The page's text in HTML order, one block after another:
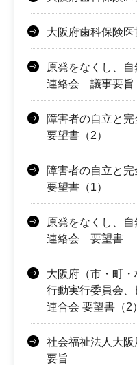
大阪府歯科保険
原発をなくし、
連絡会 議事要旨
障害者の自立と
要望書（2）
障害者の自立と
要望書（1）
原発をなくし、
連絡会 要望書
大阪府（市・町
行動実行委員会
連合会 要望書（2）
社会福祉法人大
要旨